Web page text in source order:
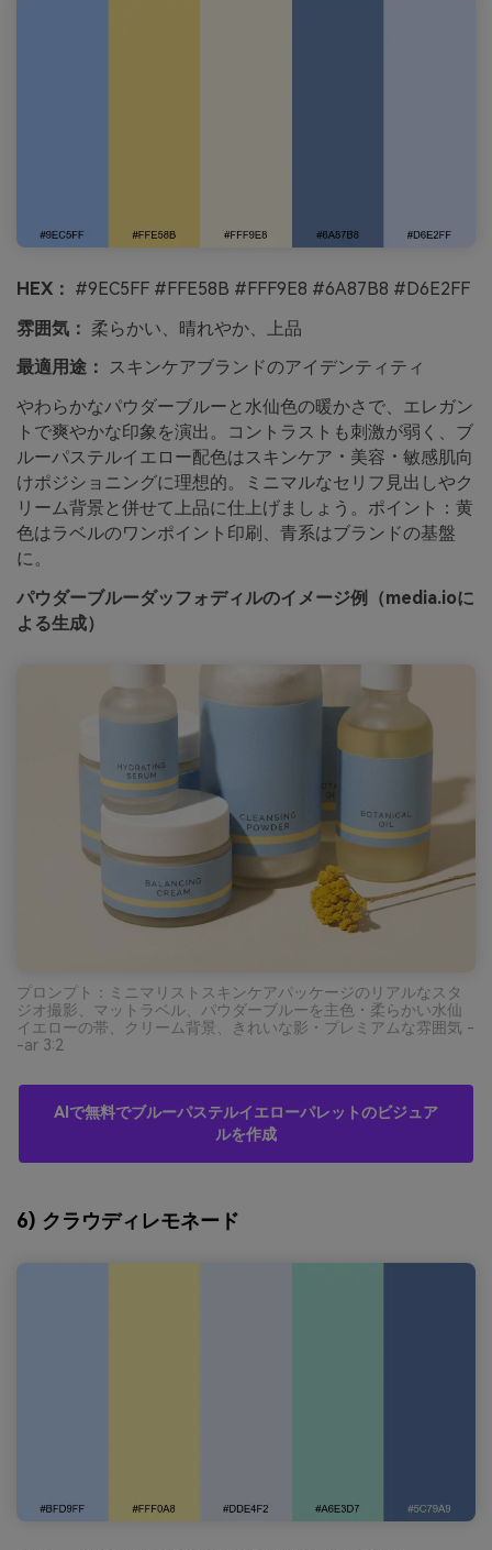
HEX： #9EC5FF #FFE58B #FFF9E8 #6A87B8 #D6E2FF
雰囲気： 柔らかい、晴れやか、上品
最適用途： スキンケアブランドのアイデンティティ
やわらかなパウダーブルーと水仙色の暖かさで、エレガン
トで爽やかな印象を演出。コントラストも刺激が弱く、ブ
ルーパステルイエロー配色はスキンケア・美容・敏感肌向
けポジショニングに理想的。ミニマルなセリフ見出しやク
リーム背景と併せて上品に仕上げましょう。ポイント：黄
色はラベルのワンポイント印刷、青系はブランドの基盤
に。
パウダーブルーダッフォディルのイメージ例（media.ioに
よる生成）
プロンプト：ミニマリストスキンケアパッケージのリアルなスタ
ジオ撮影、マットラベル、パウダーブルーを主色・柔らかい水仙
イエローの帯、クリーム背景、きれいな影・プレミアムな雰囲気 -
-ar 3:2
AIで無料でブルーパステルイエローパレットのビジュア
ルを作成
6) クラウディレモネード